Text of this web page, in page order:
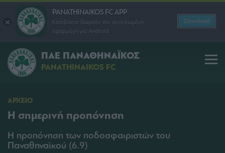
PANATHINAIKOS FC APP
Κατεβάστε δωρεάν την ανανεωμένη
εφαρμογή για Android
Download
ΠΑΕ ΠΑΝΑΘΗΝΑΪΚΟΣ
PANATHINAIKOS FC
ΑΡΧΕΙΟ
Η σημερινή προπόνηση
Η προπόνηση των ποδοσφαιριστών του
Παναθηναϊκού (6.9)